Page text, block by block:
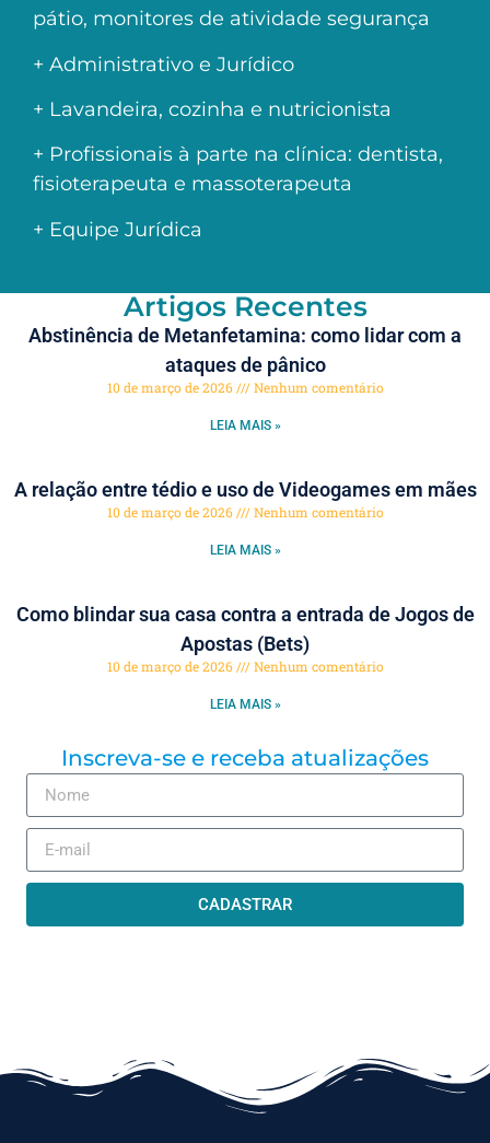
pátio, monitores de atividade segurança
+ Administrativo e Jurídico
+ Lavandeira, cozinha e nutricionista
+ Profissionais à parte na clínica: dentista,
fisioterapeuta e massoterapeuta
+ Equipe Jurídica
Artigos Recentes
Abstinência de Metanfetamina: como lidar com a
ataques de pânico
10 de março de 2026 Nenhum comentário
LEIA MAIS »
A relação entre tédio e uso de Videogames em mães
10 de março de 2026 Nenhum comentário
LEIA MAIS »
Como blindar sua casa contra a entrada de Jogos de
Apostas (Bets)
10 de março de 2026 Nenhum comentário
LEIA MAIS »
Inscreva-se e receba atualizações
CADASTRAR